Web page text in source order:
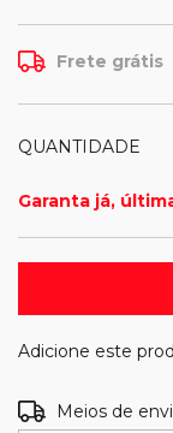
Frete grátis
QUANTIDADE
Garanta já,
Adicione este
Entregas para o
Meios de